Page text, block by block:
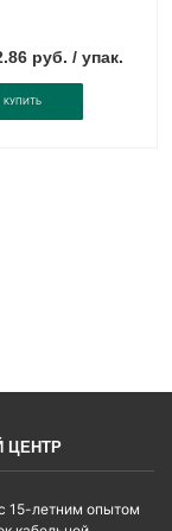
руб. / упак.
КУПИТЬ
ЦЕНТР
15-летним опытом